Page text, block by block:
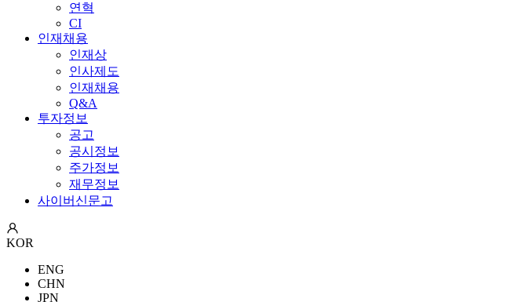
연혁
CI
인재채용
인재상
인사제도
인재채용
Q&A
투자정보
공고
공시정보
주가정보
재무정보
사이버신문고
KOR
ENG
CHN
JPN